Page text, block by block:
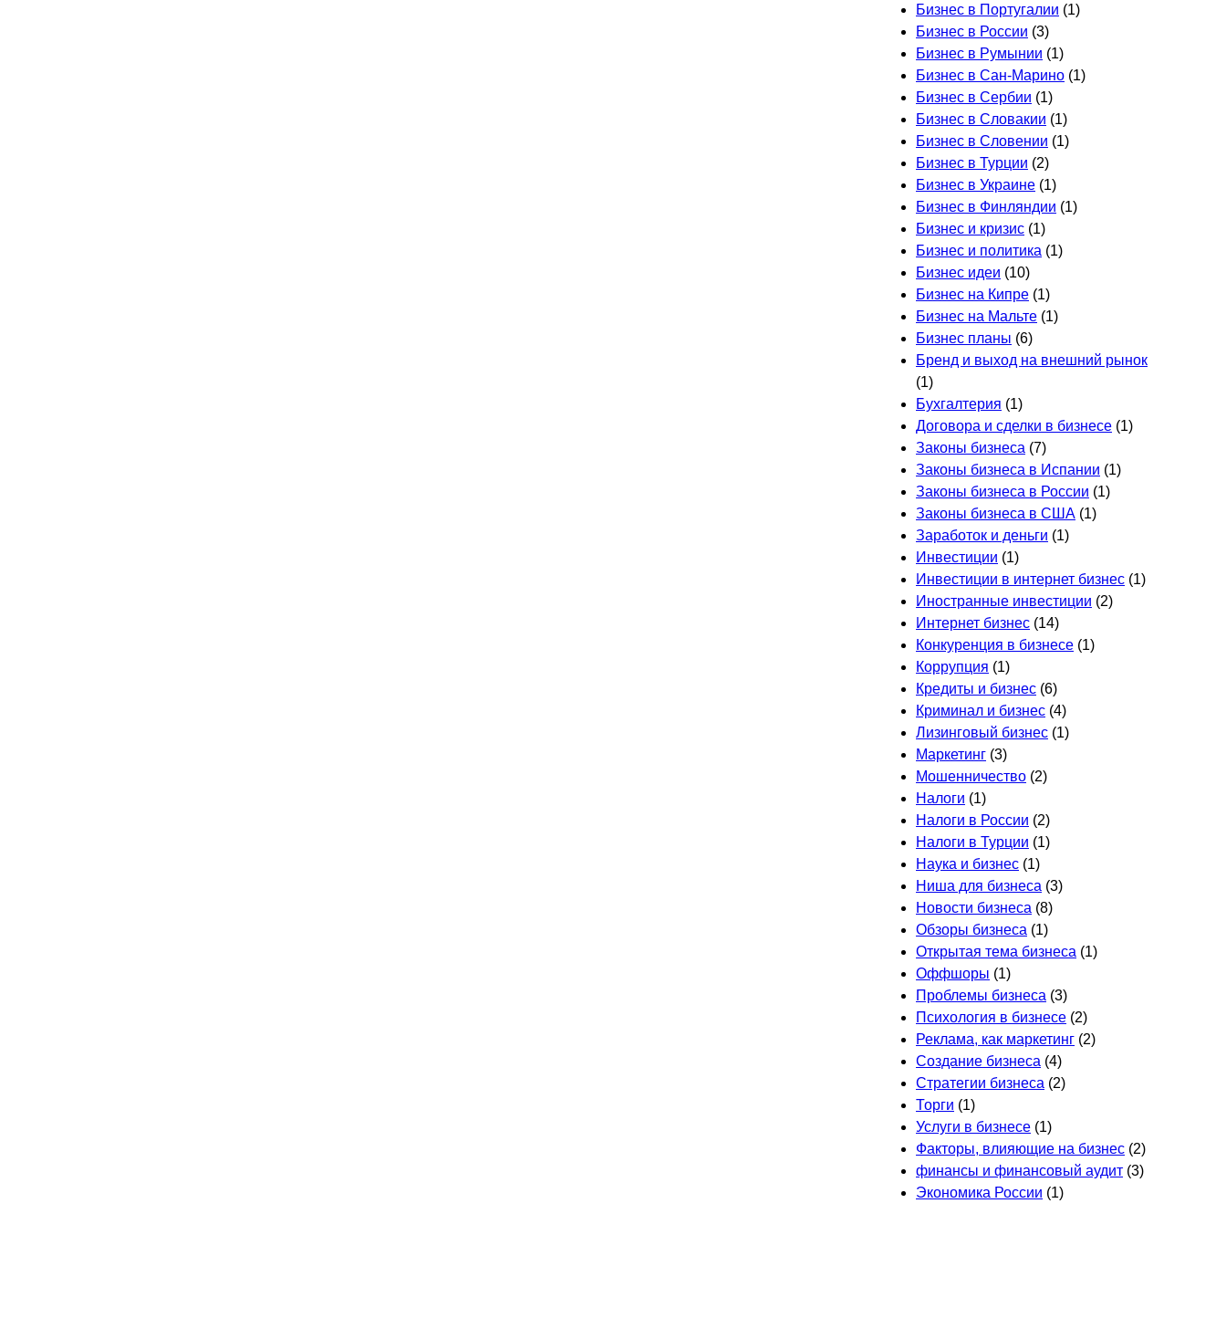
Бизнес в Португалии (1)
Бизнес в России (3)
Бизнес в Румынии (1)
Бизнес в Сан-Марино (1)
Бизнес в Сербии (1)
Бизнес в Словакии (1)
Бизнес в Словении (1)
Бизнес в Турции (2)
Бизнес в Украине (1)
Бизнес в Финляндии (1)
Бизнес и кризис (1)
Бизнес и политика (1)
Бизнес идеи (10)
Бизнес на Кипре (1)
Бизнес на Мальте (1)
Бизнес планы (6)
Бренд и выход на внешний рынок
(1)
Бухгалтерия (1)
Договора и сделки в бизнесе (1)
Законы бизнеса (7)
Законы бизнеса в Испании (1)
Законы бизнеса в России (1)
Законы бизнеса в США (1)
Заработок и деньги (1)
Инвестиции (1)
Инвестиции в интернет бизнес (1)
Иностранные инвестиции (2)
Интернет бизнес (14)
Конкуренция в бизнесе (1)
Коррупция (1)
Кредиты и бизнес (6)
Криминал и бизнес (4)
Лизинговый бизнес (1)
Маркетинг (3)
Мошенничество (2)
Налоги (1)
Налоги в России (2)
Налоги в Турции (1)
Наука и бизнес (1)
Ниша для бизнеса (3)
Новости бизнеса (8)
Обзоры бизнеса (1)
Открытая тема бизнеса (1)
Оффшоры (1)
Проблемы бизнеса (3)
Психология в бизнесе (2)
Реклама, как маркетинг (2)
Создание бизнеса (4)
Стратегии бизнеса (2)
Торги (1)
Услуги в бизнесе (1)
Факторы, влияющие на бизнес (2)
финансы и финансовый аудит (3)
Экономика России (1)